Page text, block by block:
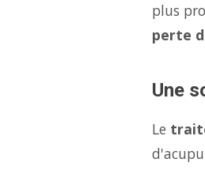
plus
perte
Une
Le